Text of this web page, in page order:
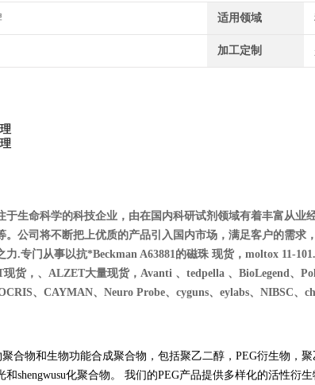
适用领域
加工定制
于生命科学的科技企业，由在国内科研试剂领域有着丰富从业
。公司将不断把上优质的产品引入国内市场，满足客户的需求
.专门从事以抗*Beckman A63881的磁珠 现货，moltox 11-
货，、ALZET大量现货，Avanti 、tedpella 、BioLegend、
、CAYMAN、Neuro Probe、cyguns、eylabs、NIBSC、
聚合物和生物功能合成聚合物，包括聚乙二醇，PEG衍生物，
和shengwusu化聚合物。 我们的PEG产品提供多样化的活性衍